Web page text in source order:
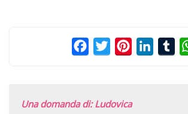
FacebookTwitterPinterest
Una domanda di: Ludovica